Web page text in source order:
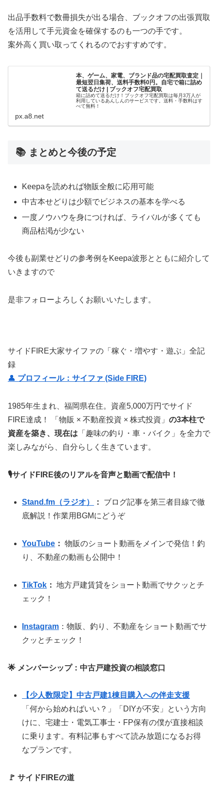
出品手数料で数冊損失が出る場合、ブックオフの出張買取
を活用して手元資金を確保するのも一つの手です。
案外高く買い取ってくれるのでおすすめです。
本、ゲーム、家電、ブランド品の宅配買取査定｜
最短翌日集荷、送料手数料0円。自宅で箱に詰め
て送るだけ | ブックオフ宅配買取
箱に詰めて送るだけ！ブックオフ宅配買取は毎月3万人が
利用しているあんしんのサービスです。送料・手数料はす
べて無料！
px.a8.net
📚 まとめと今後の予定
Keepaを読めれば物販全般に応用可能
中古本せどりは少額でビジネスの基本を学べる
一度ノウハウを身につければ、ライバルが多くても
商品枯渇が少ない
今後も副業せどりの参考例をKeepa波形とともに紹介して
いきますので
是非フォローよろしくお願いいたします。
サイドFIRE大家サイファの「稼ぐ・増やす・遊ぶ」全記
録
👤 プロフィール：サイファ (Side FIRE)
1985年生まれ、福岡県在住。資産5,000万円でサイド
FIRE達成！ 「物販 × 不動産投資 × 株式投資」 の3本柱で
資産を築き、現在は 「趣味の釣り・車・バイク」を全力で
楽しみながら、自分らしく生きています。
🎙サイドFIRE後のリアルを音声と動画で配信中！
Stand.fm（ラジオ） ：
ブログ記事を第三者目線で徹
底解説！作業用BGMにどうぞ
YouTube ： 物販のショート動画をメインで発信！釣
り、不動産の動画も公開中！
TikTok ： 地方戸建賃貸をショート動画でサクッとチ
ェック！
Instagram ：物販、釣り、不動産をショート動画でサ
クッとチェック！
🌟 メンバーシップ：中古戸建投資の相談窓口
【少人数限定】中古戸建1棟目購入への伴走支援
「何から始めればいい？」「DIYが不安」という方向
けに、宅建士・電気工事士・FP保有の僕が直接相談
に乗ります。有料記事もすべて読み放題になるお得
なプランです。
🚩 サイドFIREの道